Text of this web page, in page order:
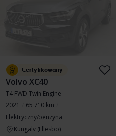
Certyfikowany
Volvo XC40
T4 FWD Twin Engine
2021
65 710 km
Elektryczny/benzyna
Kungälv (Ellesbo)